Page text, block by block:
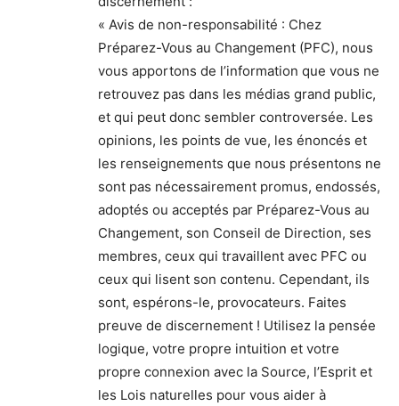
« Avis de non-responsabilité : Chez
Préparez-Vous au Changement (PFC), nous
vous apportons de l’information que vous ne
retrouvez pas dans les médias grand public,
et qui peut donc sembler controversée. Les
opinions, les points de vue, les énoncés et
les renseignements que nous présentons ne
sont pas nécessairement promus, endossés,
adoptés ou acceptés par Préparez-Vous au
Changement, son Conseil de Direction, ses
membres, ceux qui travaillent avec PFC ou
ceux qui lisent son contenu. Cependant, ils
sont, espérons-le, provocateurs. Faites
preuve de discernement ! Utilisez la pensée
logique, votre propre intuition et votre
propre connexion avec la Source, l’Esprit et
les Lois naturelles pour vous aider à